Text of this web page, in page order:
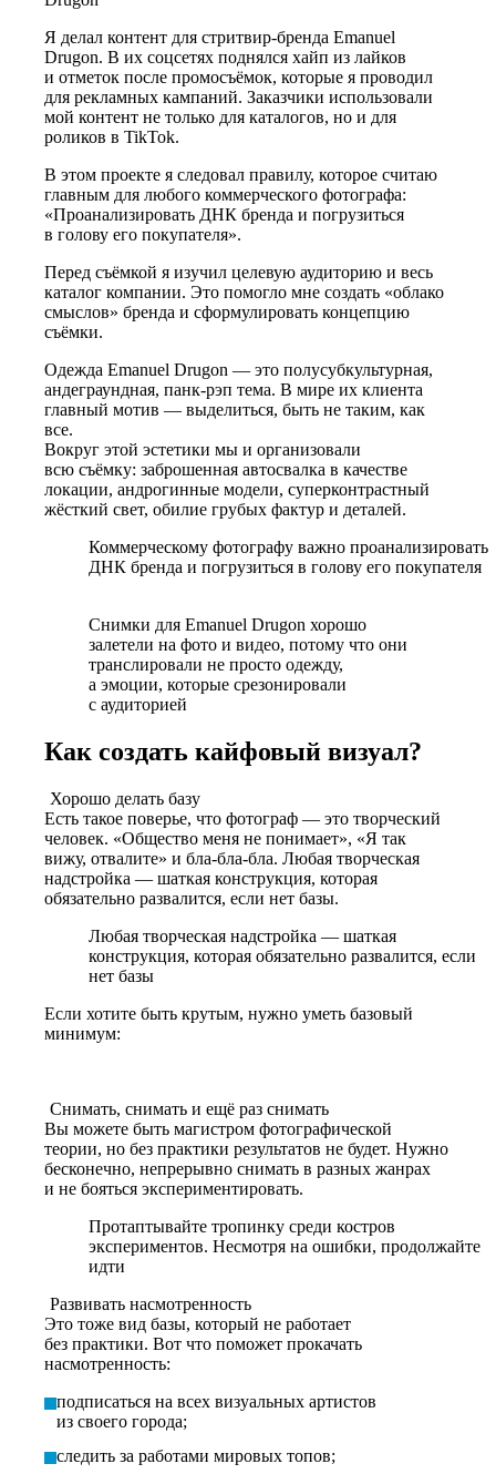
Я делал контент для стритвир-бренда Emanuel
Drugon. В их соцсетях поднялся хайп из лайков
и отметок после промосъёмок, которые я проводил
для рекламных кампаний. Заказчики использовали
мой контент не только для каталогов, но и для
роликов в TikTok.
В этом проекте я следовал правилу, которое считаю
главным для любого коммерческого фотографа:
«Проанализировать ДНК бренда и погрузиться
в голову его покупателя».
Перед съёмкой я изучил целевую аудиторию и весь
каталог компании. Это помогло мне создать «облако
смыслов» бренда и сформулировать концепцию
съёмки.
Одежда Emanuel Drugon — это полусубкультурная,
андеграундная, панк-рэп тема. В мире их клиента
главный мотив — выделиться, быть не таким, как
все.
Вокруг этой эстетики мы и организовали
всю съёмку: заброшенная автосвалка в качестве
локации, андрогинные модели, суперконтрастный
жёсткий свет, обилие грубых фактур и деталей.
Коммерческому фотографу важно проанализировать
ДНК бренда и погрузиться в голову его покупателя
Снимки для Emanuel Drugon хорошо
залетели на фото и видео, потому что они
транслировали не просто одежду,
а эмоции, которые срезонировали
с аудиторией
Как создать кайфовый визуал?
Хорошо делать базу
Есть такое поверье, что фотограф — это творческий
человек. «Общество меня не понимает», «Я так
вижу, отвалите» и бла-бла-бла. Любая творческая
надстройка — шаткая конструкция, которая
обязательно развалится, если нет базы.
Любая творческая надстройка — шаткая
конструкция, которая обязательно развалится, если
нет базы
Если хотите быть крутым, нужно уметь базовый
минимум:
Снимать, снимать и ещё раз снимать
Вы можете быть магистром фотографической
теории, но без практики результатов не будет. Нужно
бесконечно, непрерывно снимать в разных жанрах
и не бояться экспериментировать.
Протаптывайте тропинку среди костров
экспериментов. Несмотря на ошибки, продолжайте
идти
Развивать насмотренность
Это тоже вид базы, который не работает
без практики. Вот что поможет прокачать
насмотренность:
подписаться на всех визуальных артистов
из своего города;
следить за работами мировых топов;